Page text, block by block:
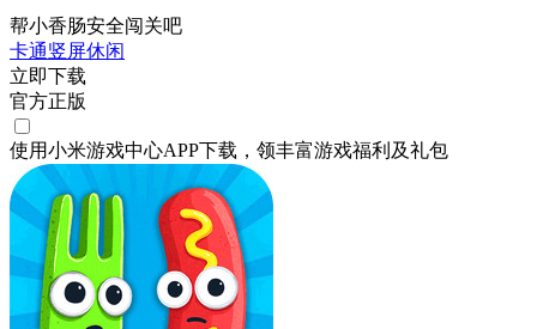
帮小香肠安全闯关吧
卡通竖屏休闲
立即下载
官方正版
使用小米游戏中心APP下载 ，领丰富游戏福利 及礼包